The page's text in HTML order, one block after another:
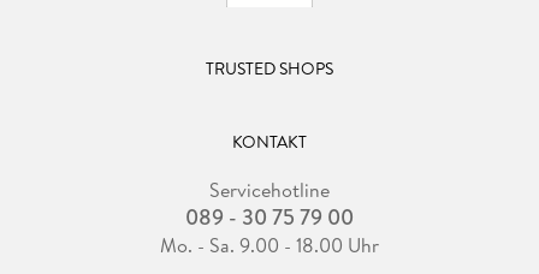
TRUSTED SHOPS
KONTAKT
Servicehotline
089 - 30 75 79 00
Mo. - Sa. 9.00 - 18.00 Uhr